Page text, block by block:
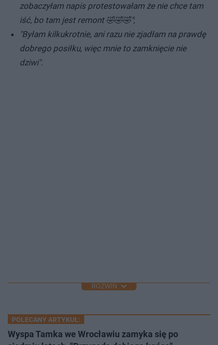
zobaczyłam napis protestowałam że nie chce tam
iść, bo tam jest remont 🤣🤣🤣";
"Byłam kilkukrotnie, ani razu nie zjadłam na prawdę
dobrego posiłku, więc mnie to zamknięcie nie
dziwi".
ROZWIŃ
POLECANY ARTYKUŁ:
Wyspa Tamka we Wrocławiu zamyka się po